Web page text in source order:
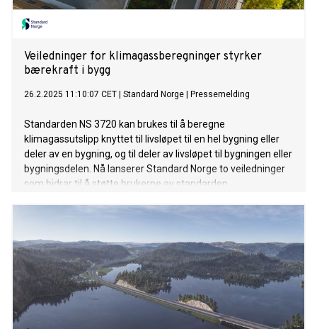
Veiledninger for klimagassberegninger styrker
bærekraft i bygg
26.2.2025 11:10:07 CET Standard Norge Pressemelding
Standarden NS 3720 kan brukes til å beregne
klimagassutslipp knyttet til livsløpet til en hel bygning eller
deler av en bygning, og til deler av livsløpet til bygningen eller
bygningsdelen. Nå lanserer Standard Norge to veiledninger
som bidrar til å støtte brukerne av standarden.